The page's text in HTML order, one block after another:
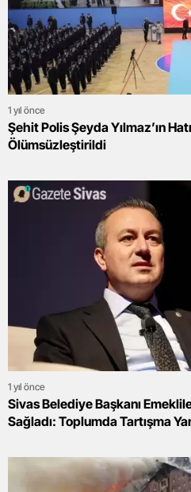
1 yıl önce
Şehit Polis Şeyda Yılmaz’ın
Ölümsüzleştirildi
1 yıl önce
Sivas Belediye Başkanı
Sağladı: Toplumda Tartışma